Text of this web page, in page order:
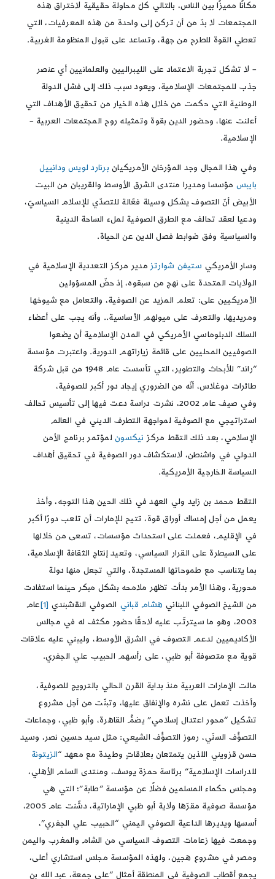
مكانًا مميزًا بين الناس، بالتالي كلّ محاولة حقيقية لاختراق هذه
المجتمعات لا بدّ من أن تركن إلى واحدة من هذه المعرفيات، التي
تعطي القوة للطرح من جهة، وتساعد على قبول المنظومة الغربية.
– لا تشكل تجربة الاعتماد على الليبراليين والعلمانيين أي عنصر
جذب للمجتمعات الإسلامية، ويعود سبب ذلك إلى فشل الدولة
الوطنية التي حكمت من خلال هذه الخيار من تحقيق الأهداف التي
أعلنت عنها، وحضور الدين بقوة وتمثيله روح المجتمعات العربية –
الإسلامية.
وفي هذا المجال وجد المؤرخان الأمريكيان برنارد لويس ودانييل
بايبس مؤسسا ومديرا منتدى الشرق الأوسط والقريبان من البيت
الأبيض أنّ التصوف يشكل وسيلة فعّالة للتصدّي للإسلام السياسيّ،
ودعيا لعقد تحالف مع الطرق الصوفية لملء الساحة الدينية
والسياسية وفق ضوابط فصل الدين عن الحياة.
وسار الأمريكي ستيفن شوارتز مدير مركز التعددية الإسلامية في
الولايات المتحدة على نهج من سبقوه، إذ حضّ المسؤولين
الأمريكيين على: تعلم المزيد عن الصوفية، والتعامل مع شيوخها
ومريديها، والتعرف على ميولهم الأساسية.. وأنه يجب على أعضاء
السلك الدبلوماسي الأمريكي في المدن الإسلامية أن يضعوا
الصوفيين المحليين على قائمة زياراتهم الدورية. واعتبرت مؤسسة
“راند” للأبحاث والتطوير، التي تأسست عام 1948 من قبل شركة
طائرات دوغلاس، أنّه من الضروري إيجاد دور أكبر للصوفية،
وفي صيف عام 2002، نشرت دراسة دعت فيها إلى تأسيس تحالف
استراتيجي مع الصوفية لمواجهة التطرف الديني في العالم
الإسلامي، بعد ذلك التقط مركز نيكسونلمؤتمر برنامج الأمن
الدولي في واشنطن، لاستكشاف دور الصوفية في تحقيق أهداف
السياسة الخارجية الأمريكية.
التقط محمد بن زايد ولي العهد في ذلك الحين هذا التوجه، وأخذ
يعمل من أجل إمساك أوراق قوة، تتيح للإمارات أن تلعب دورًا أكبر
في الإقليم، فعملت على استحداث مؤسسات، تسعى من خلالها
على السيطرة على القرار السياسي، وتعيد إنتاج الثقافة الإسلامية،
بما يتناسب مع طموحاتها المستجدة، والتي تجعل منها دولة
محورية، وهذا الأمر بدأت تظهر ملامحه بشكل مبكر حينما استفادت
من الشيخ الصوفي اللبناني هشام قباني الصوفي النقشبندي [1]
عام
2003، وهو ما سيترتّب عليه لاحقًا حضور مكثف له في مجالس
الأكاديميين لدعم التصوف في الشرق الأوسط، وليبني عليه علاقات
قوية مع متصوفة أبو ظبي، على رأسهم الحبيب علي الجفري.
مالت الإمارات العربية منذ بداية القرن الحالي بالترويج للصوفية،
وأخذت تعمل على نشره والإنفاق عليها، وتبنّت من أجل مشروع
تشكيل “محور اعتدال إسلامي” يضمُّ القاهرة، وأبو ظبي، وجماعات
التصوُّف السنّي، رموز التصوُّف الشيعي: مثل سيد حسين نصر، وسيد
حسن قزويني اللذين يتمتعان بعلاقاتٍ وطيدة مع معهد “الزيتونة
للدراسات الإسلامية” برئاسة حمزة يوسف، ومنتدى السلم الأهلي،
ومجلس حكماء المسلمين فضلًا عن مؤسسة “طابة”؛ التي هي
مؤسسة صوفية مقرّها ولاية أبو ظبي الإماراتية، دشّنت عام 2005،
أسسها ويديرها الداعية الصوفي اليمني “الحبيب علي الجفري”،
وجمعت فيها زعامات التصوف السياسي من الشام والمغرب واليمن
ومصر في مشروع هجين، ولهذه المؤسسة مجلس استشاري أعلى،
يجمع أقطاب الصوفية في المنطقة أمثال “علي جمعة، عبد الله بن